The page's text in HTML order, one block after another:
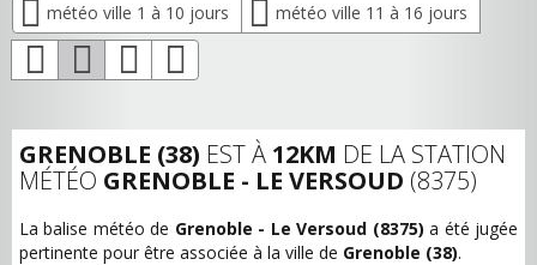
météo ville 1 à 10 jours météo ville 11 à 16 jours
GRENOBLE (38) EST À 12KM DE LA STATION
MÉTÉO GRENOBLE - LE VERSOUD (8375)
La balise météo de Grenoble - Le Versoud (8375) a été jugée
pertinente pour être associée à la ville de Grenoble (38).